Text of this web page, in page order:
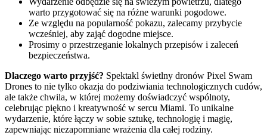
warto przygotować się na różne warunki pogodowe.
Ze względu na popularność pokazu, zalecamy przybycie
wcześniej, aby zająć dogodne miejsce.
Prosimy o przestrzeganie lokalnych przepisów i zaleceń
bezpieczeństwa.
Dlaczego warto przyjść? Spektakl świetlny dronów Pixel Swam
Drones to nie tylko okazja do podziwiania technologicznych cudów,
ale także chwila, w której możemy doświadczyć wspólnoty,
celebrując piękno i kreatywność w sercu Miami. To unikalne
wydarzenie, które łączy w sobie sztukę, technologię i magię,
zapewniając niezapomniane wrażenia dla całej rodziny.